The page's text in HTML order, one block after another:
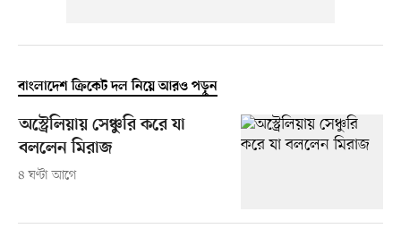
বাংলাদেশ ক্রিকেট দল নিয়ে আরও পড়ুন
অস্ট্রেলিয়ায় সেঞ্চুরি করে যা
বললেন মিরাজ
৪ ঘণ্টা আগে